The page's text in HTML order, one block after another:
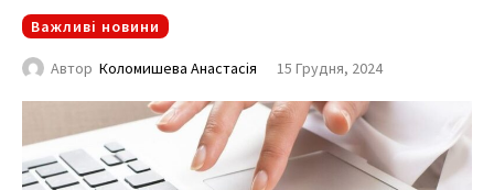
Важливі новини
Автор Коломишева Анастасія 15 Грудня, 2024